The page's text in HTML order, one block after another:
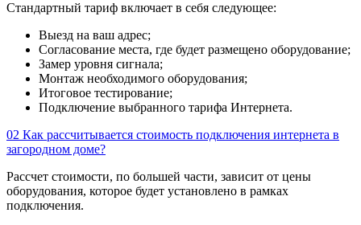
Стандартный тариф включает в себя следующее:
Выезд на ваш адрес;
Согласование места, где будет размещено оборудование;
Замер уровня сигнала;
Монтаж необходимого оборудования;
Итоговое тестирование;
Подключение выбранного тарифа Интернета.
02 Как рассчитывается стоимость подключения интернета в
загородном доме?
Рассчет стоимости, по большей части, зависит от цены
оборудования, которое будет установлено в рамках
подключения.